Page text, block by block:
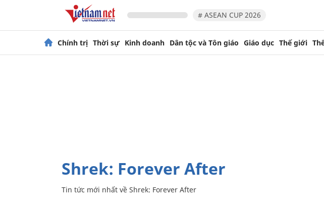
# ASEAN CUP 2026
Chính trị Thời sự Kinh doanh Dân tộc và Tôn giáo Giáo dục Thế giới
Shrek: Forever After
Tin tức mới nhất về Shrek: Forever After